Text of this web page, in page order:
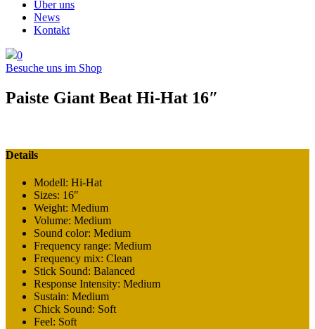
Über uns
News
Kontakt
0
Besuche uns im Shop
Paiste Giant Beat Hi-Hat 16″
Details
Modell: Hi-Hat
Sizes: 16″
Weight: Medium
Volume: Medium
Sound color: Medium
Frequency range: Medium
Frequency mix: Clean
Stick Sound: Balanced
Response Intensity: Medium
Sustain: Medium
Chick Sound: Soft
Feel: Soft